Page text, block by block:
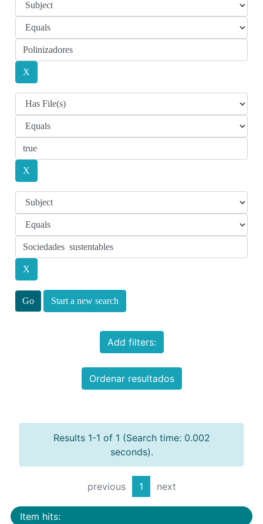
Start a new search
Add filters:
Ordenar resultados
Results 1-1 of 1 (Search time: 0.002
seconds).
previous 1 next
Item hits: